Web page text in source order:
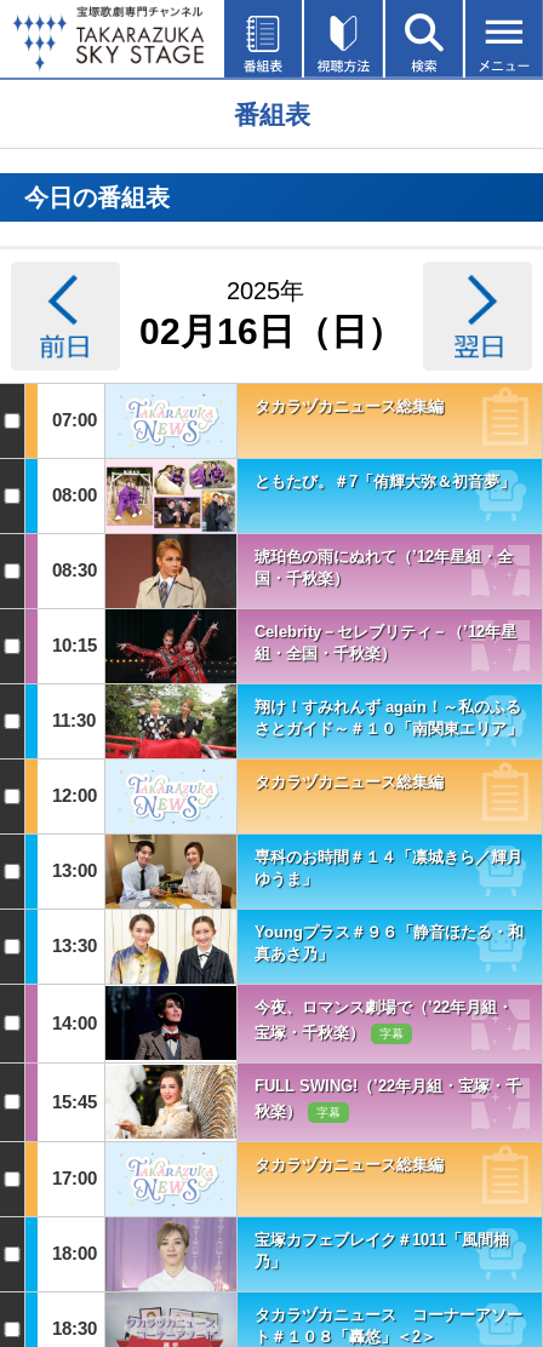
番組表
今日の番組表
2025年
02月16日（日）
07:00
タカラヅカニュース総集編
08:00
ともたび。＃7「侑輝大弥＆初音夢」
08:30
琥珀色の雨にぬれて（’12年星組・全
国・千秋楽）
10:15
Celebrity－セレブリティ－（’12年星
組・全国・千秋楽）
11:30
翔け！すみれんず again！～私のふる
さとガイド～＃１０「南関東エリア」
12:00
タカラヅカニュース総集編
13:00
専科のお時間＃１４「凛城きら／輝月
ゆうま」
13:30
Youngプラス＃９６「静音ほたる・和
真あさ乃」
14:00
今夜、ロマンス劇場で（’22年月組・
宝塚・千秋楽）
字幕
15:45
FULL SWING!（’22年月組・宝塚・千
秋楽）
字幕
17:00
タカラヅカニュース総集編
18:00
宝塚カフェブレイク＃1011「風間柚
乃」
18:30
タカラヅカニュース コーナーアソー
ト＃１０８「轟悠」＜2＞